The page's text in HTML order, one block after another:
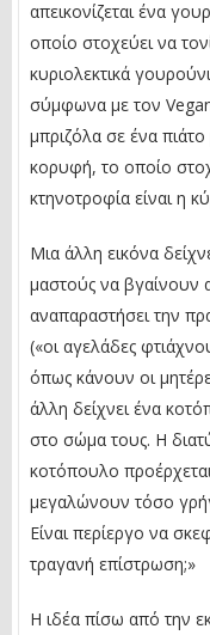
απεικονίζεται ένα
οποίο στοχεύει να
κυριολεκτικά
σύμφωνα με τον
μπριζόλα σε ένα
κορυφή, το οποίο
κτηνοτροφία είναι η
Μια άλλη εικόνα
μαστούς να βγαίνουν
αναπαραστήσει την
(«οι αγελάδες
όπως κάνουν οι
άλλη δείχνει ένα
στο σώμα τους. Η
κοτόπουλο
μεγαλώνουν τόσο
Είναι περίεργο να
τραγανή επίστρωση;»
Η ιδέα πίσω από την